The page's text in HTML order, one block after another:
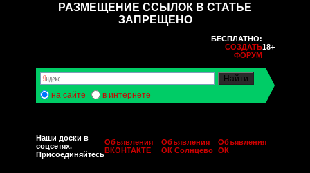
РАЗМЕЩЕНИЕ ССЫЛОК В СТАТЬЕ
ЗАПРЕЩЕНО
БЕСПЛАТНО:
СОЗДАТЬ
ФОРУМ
18+
на сайте в интернете
Наши доски в
соцсетях.
Присоединяйтесь
Объявления
ВКОНТАКТЕ
Объявления
ОК Солнцево
Объявления
ОК